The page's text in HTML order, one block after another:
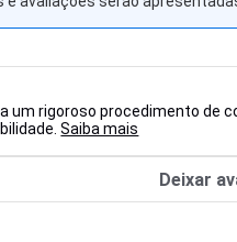
um rigoroso procedimento de
Saiba mais
Deixar